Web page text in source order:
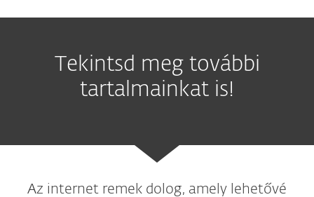
Tekintsd meg további
tartalmainkat is!
Az internet remek dolog, amely lehetővé